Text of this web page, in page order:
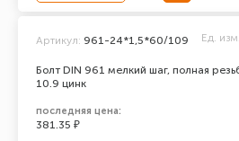
Болт DIN 961 мелкий шаг, полная
10.9 цинк
Артикул: 961-24*1,5*60/109 Ед. изм.
последняя цена:
381.35 ₽